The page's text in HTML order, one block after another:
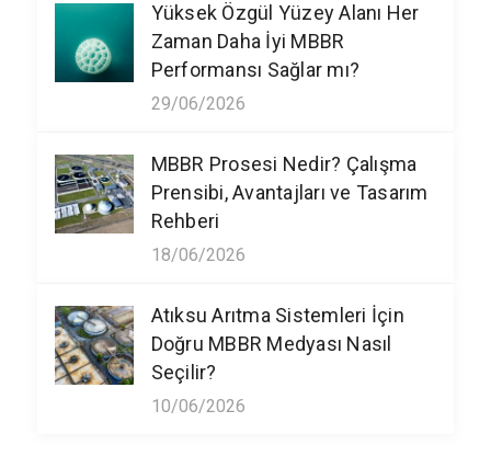
Yüksek Özgül Yüzey Alanı Her
Zaman Daha İyi MBBR
Performansı Sağlar mı?
29/06/2026
MBBR Prosesi Nedir? Çalışma
Prensibi, Avantajları ve Tasarım
Rehberi
18/06/2026
Atıksu Arıtma Sistemleri İçin
Doğru MBBR Medyası Nasıl
Seçilir?
10/06/2026